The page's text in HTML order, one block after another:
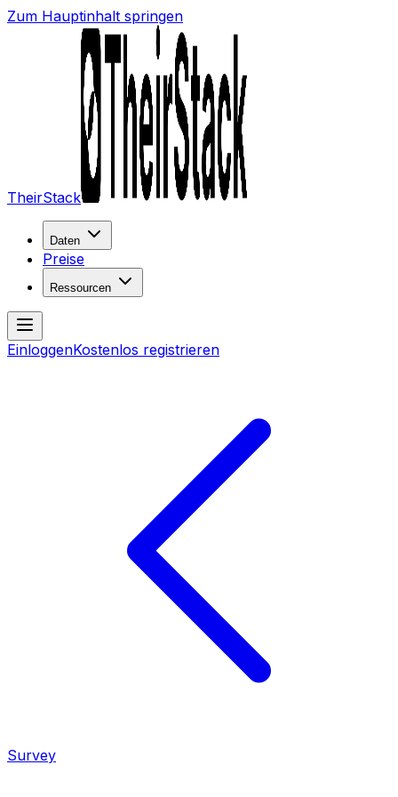
Zum Hauptinhalt springen
TheirStack
Daten
Preise
Ressourcen
EinloggenKostenlos registrieren
Survey